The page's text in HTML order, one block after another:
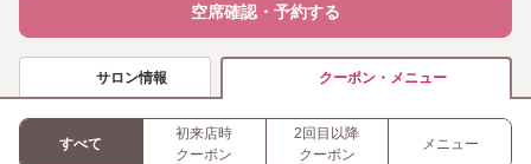
空席確認・予約する
サロン情報 クーポン・メニュー
すべて
初来店時
クーポン
2回目以降
クーポン
メニュー